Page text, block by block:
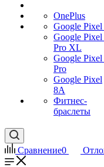
OnePlus
Google Pixel
Google Pixel
Pro XL
Google Pixel
Pro
Google Pixel
8A
Фитнес-
браслеты
Сравнение0